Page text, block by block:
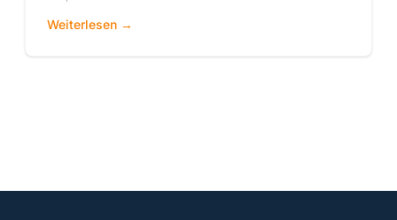
Weiterlesen →